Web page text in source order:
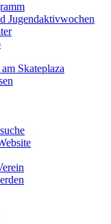
Jugendaktivwochen
Skateplaza